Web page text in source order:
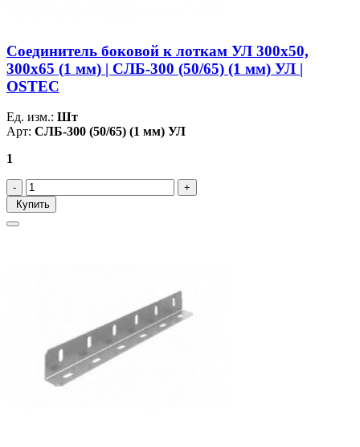
Соединитель боковой к лоткам УЛ 300х50,
300х65 (1 мм) | СЛБ-300 (50/65) (1 мм) УЛ |
OSTEC
Ед. изм.: Шт
Арт: СЛБ-300 (50/65) (1 мм) УЛ
1
Купить